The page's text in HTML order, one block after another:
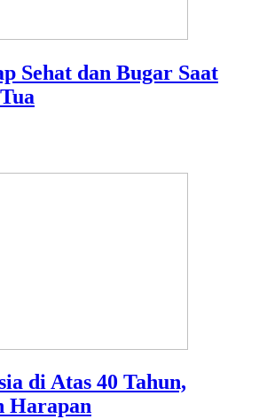
Sehat dan Bugar Saat
di Atas 40 Tahun,
Harapan